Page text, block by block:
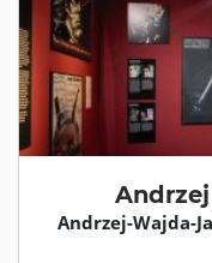
Andrzej-Wajda-